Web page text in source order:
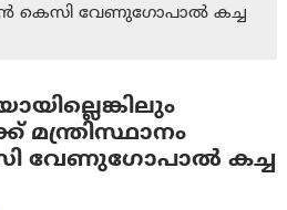
കെസി വേണുഗോപാല്‍ കച്ച
വേണുഗോപാല്‍ കച്ച